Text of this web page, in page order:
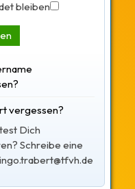
bleiben
vergessen?
Dich
Schreibe eine